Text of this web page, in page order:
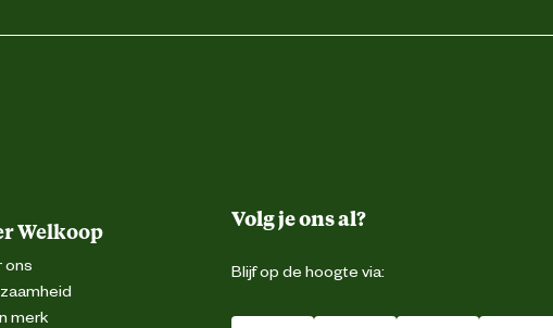
Welkoop
ons
merk
Volg je ons al?
Blijf op de hoogte via: